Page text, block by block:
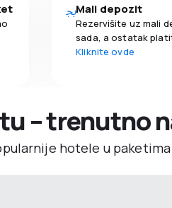
Mali depozit
Rezervišite uz mali
sada, a ostatak
Kliknite ovde
– trenutno
hotele u